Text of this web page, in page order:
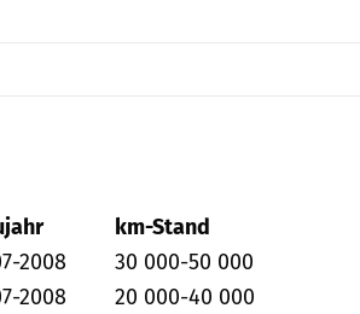
km-Stand
2008
30 000-50 000
2008
20 000-40 000